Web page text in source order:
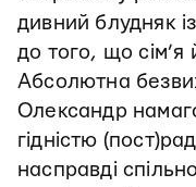
дивний блудняк
до того, що сім’я
Абсолютна
Олександр
гідністю
насправді